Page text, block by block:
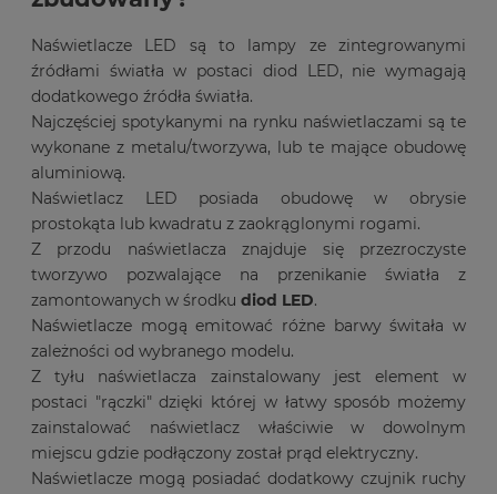
Naświetlacze LED są to lampy ze zintegrowanymi
źródłami światła w postaci diod LED, nie wymagają
dodatkowego źródła światła.
Najczęściej spotykanymi na rynku naświetlaczami są te
wykonane z metalu/tworzywa, lub te mające obudowę
aluminiową.
Naświetlacz LED posiada obudowę w obrysie
prostokąta lub kwadratu z zaokrąglonymi rogami.
Z przodu naświetlacza znajduje się przezroczyste
tworzywo pozwalające na przenikanie światła z
zamontowanych w środku diod LED.
Naświetlacze mogą emitować różne barwy świtała w
zależności od wybranego modelu.
Z tyłu naświetlacza zainstalowany jest element w
postaci "rączki" dzięki której w łatwy sposób możemy
zainstalować naświetlacz właściwie w dowolnym
miejscu gdzie podłączony został prąd elektryczny.
Naświetlacze mogą posiadać dodatkowy czujnik ruchy